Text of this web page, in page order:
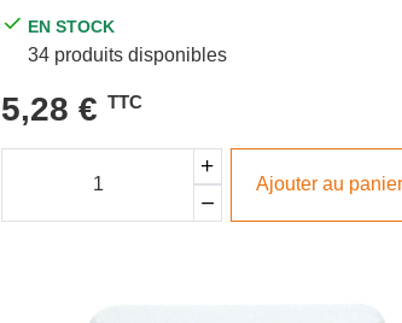
EN STOCK
34 produits disponibles
5,28 € TTC
Ajouter au panier